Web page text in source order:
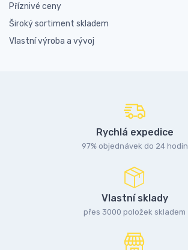
Příznivé ceny
Široký sortiment skladem
Vlastní výroba a vývoj
Rychlá expedice
97% objednávek do 24 hodin
Vlastní sklady
přes 3000 položek skladem